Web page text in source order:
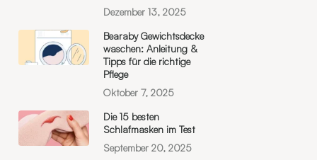
Dezember 13, 2025
Bearaby Gewichtsdecke
waschen: Anleitung &
Tipps für die richtige
Pflege
Oktober 7, 2025
Die 15 besten
Schlafmasken im Test
September 20, 2025